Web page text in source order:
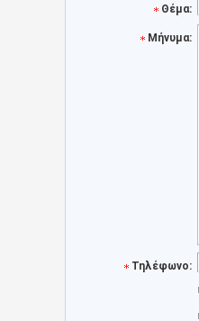
Θέμα:
Μήνυμα:
Τηλέφωνο: